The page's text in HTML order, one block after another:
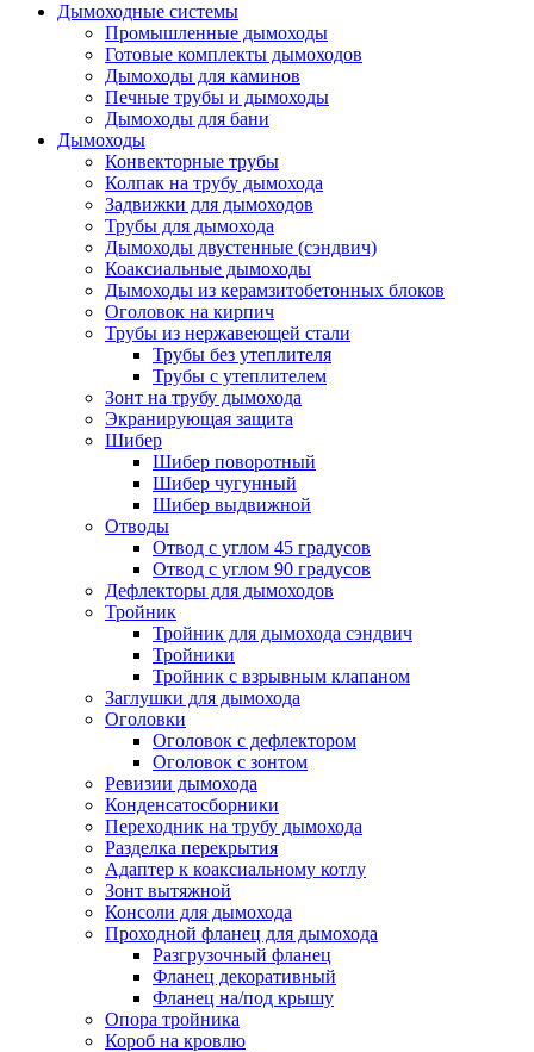
Дымоходные системы
Промышленные дымоходы
Готовые комплекты дымоходов
Дымоходы для каминов
Печные трубы и дымоходы
Дымоходы для бани
Дымоходы
Конвекторные трубы
Колпак на трубу дымохода
Задвижки для дымоходов
Трубы для дымохода
Дымоходы двустенные (сэндвич)
Коаксиальные дымоходы
Дымоходы из керамзитобетонных блоков
Оголовок на кирпич
Трубы из нержавеющей стали
Трубы без утеплителя
Трубы с утеплителем
Зонт на трубу дымохода
Экранирующая защита
Шибер
Шибер поворотный
Шибер чугунный
Шибер выдвижной
Отводы
Отвод с углом 45 градусов
Отвод с углом 90 градусов
Дефлекторы для дымоходов
Тройник
Тройник для дымохода сэндвич
Тройники
Тройник с взрывным клапаном
Заглушки для дымохода
Оголовки
Оголовок с дефлектором
Оголовок с зонтом
Ревизии дымохода
Конденсатосборники
Переходник на трубу дымохода
Разделка перекрытия
Адаптер к коаксиальному котлу
Зонт вытяжной
Консоли для дымохода
Проходной фланец для дымохода
Разгрузочный фланец
Фланец декоративный
Фланец на/под крышу
Опора тройника
Короб на кровлю